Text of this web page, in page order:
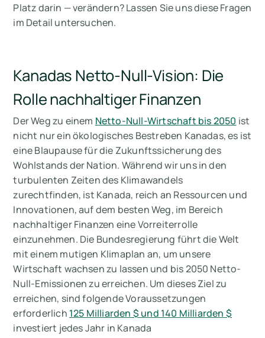
Platz darin — verändern? Lassen Sie uns diese Fragen
im Detail untersuchen.
Kanadas Netto-Null-Vision: Die
Rolle nachhaltiger Finanzen
Der Weg zu einem Netto-Null-Wirtschaft bis 2050 ist
nicht nur ein ökologisches Bestreben Kanadas, es ist
eine Blaupause für die Zukunftssicherung des
Wohlstands der Nation. Während wir uns in den
turbulenten Zeiten des Klimawandels
zurechtfinden, ist Kanada, reich an Ressourcen und
Innovationen, auf dem besten Weg, im Bereich
nachhaltiger Finanzen eine Vorreiterrolle
einzunehmen. Die Bundesregierung führt die Welt
mit einem mutigen Klimaplan an, um unsere
Wirtschaft wachsen zu lassen und bis 2050 Netto-
Null-Emissionen zu erreichen. Um dieses Ziel zu
erreichen, sind folgende Voraussetzungen
erforderlich 125 Milliarden $ und 140 Milliarden $
investiert jedes Jahr in Kanada